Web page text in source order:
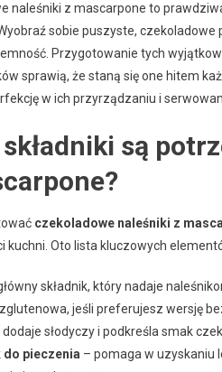
naleśniki z mascarpone to
sobie puszyste,
Przygotowanie tych
sprawią, że staną się one hitem
w ich przyrządzaniu i
są
czekoladowe naleśniki z
kuchni. Oto lista kluczowych
składnik, który nadaje
jeśli preferujesz wersję
dodaje słodyczy i podkreśla smak
do pieczenia – pomaga w uzyskaniu